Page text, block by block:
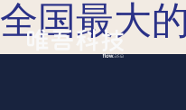
全国最大